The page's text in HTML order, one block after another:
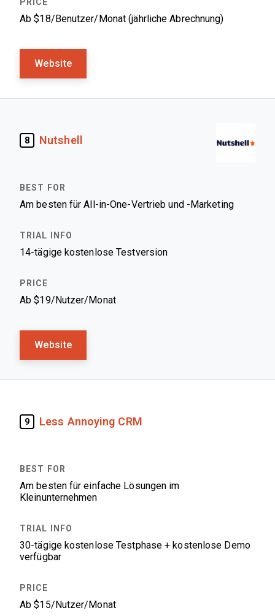
Ab $18/Benutzer/Monat (jährliche Abrechnung)
Website
8 Nutshell
Am besten für All-in-One-Vertrieb und -Marketing
14-tägige kostenlose Testversion
Ab $19/Nutzer/Monat
Website
9 Less Annoying CRM
Am besten für einfache Lösungen im
Kleinunternehmen
30-tägige kostenlose Testphase + kostenlose Demo
verfügbar
Ab $15/Nutzer/Monat